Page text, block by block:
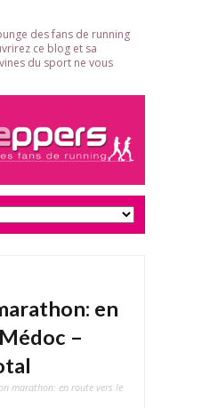
des fans de running
ce blog et sa
du sport ne vous
en
–
marathon: en route vers le